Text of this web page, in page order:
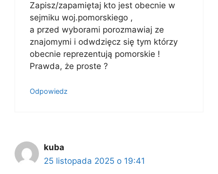
Zapisz/zapamiętaj kto jest obecnie w
sejmiku woj.pomorskiego ,
a przed wyborami porozmawiaj ze
znajomymi i odwdzięcz się tym którzy
obecnie reprezentują pomorskie !
Prawda, że proste ?
Odpowiedz
kuba
25 listopada 2025 o 19:41